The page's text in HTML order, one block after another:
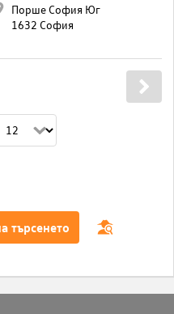
Порше София Юг
1632 София
търсенето